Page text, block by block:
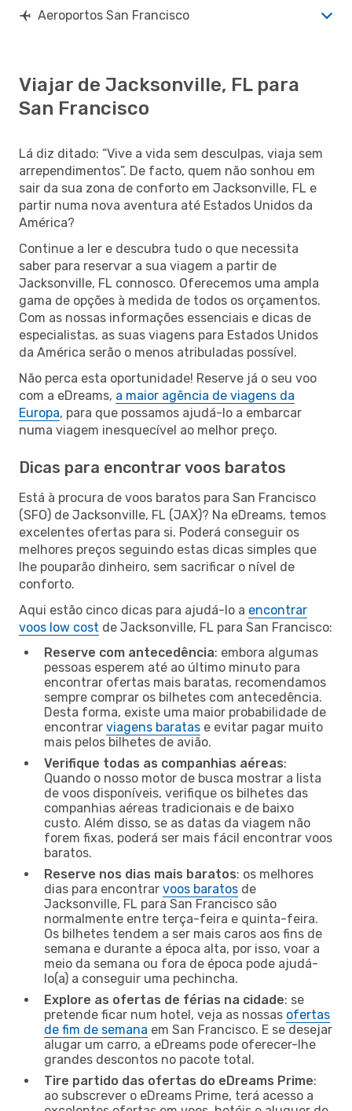
Aeroportos San Francisco
Viajar de Jacksonville, FL para
San Francisco
Lá diz ditado: “Vive a vida sem desculpas, viaja sem
arrependimentos”. De facto, quem não sonhou em
sair da sua zona de conforto em Jacksonville, FL e
partir numa nova aventura até Estados Unidos da
América?
Continue a ler e descubra tudo o que necessita
saber para reservar a sua viagem a partir de
Jacksonville, FL connosco. Oferecemos uma ampla
gama de opções à medida de todos os orçamentos.
Com as nossas informações essenciais e dicas de
especialistas, as suas viagens para Estados Unidos
da América serão o menos atribuladas possível.
Não perca esta oportunidade! Reserve já o seu voo
com a eDreams, a maior agência de viagens da
Europa, para que possamos ajudá-lo a embarcar
numa viagem inesquecível ao melhor preço.
Dicas para encontrar voos baratos
Está à procura de voos baratos para San Francisco
(SFO) de Jacksonville, FL (JAX)? Na eDreams, temos
excelentes ofertas para si. Poderá conseguir os
melhores preços seguindo estas dicas simples que
lhe pouparão dinheiro, sem sacrificar o nível de
conforto.
Aqui estão cinco dicas para ajudá-lo a encontrar
voos low cost de Jacksonville, FL para San Francisco:
Reserve com antecedência: embora algumas
pessoas esperem até ao último minuto para
encontrar ofertas mais baratas, recomendamos
sempre comprar os bilhetes com antecedência.
Desta forma, existe uma maior probabilidade de
encontrar viagens baratas e evitar pagar muito
mais pelos bilhetes de avião.
Verifique todas as companhias aéreas:
Quando o nosso motor de busca mostrar a lista
de voos disponíveis, verifique os bilhetes das
companhias aéreas tradicionais e de baixo
custo. Além disso, se as datas da viagem não
forem fixas, poderá ser mais fácil encontrar voos
baratos.
Reserve nos dias mais baratos: os melhores
dias para encontrar voos baratos de
Jacksonville, FL para San Francisco são
normalmente entre terça-feira e quinta-feira.
Os bilhetes tendem a ser mais caros aos fins de
semana e durante a época alta, por isso, voar a
meio da semana ou fora de época pode ajudá-
lo(a) a conseguir uma pechincha.
Explore as ofertas de férias na cidade: se
pretende ficar num hotel, veja as nossas ofertas
de fim de semana em San Francisco. E se desejar
alugar um carro, a eDreams pode oferecer-lhe
grandes descontos no pacote total.
Tire partido das ofertas do eDreams Prime:
ao subscrever o eDreams Prime, terá acesso a